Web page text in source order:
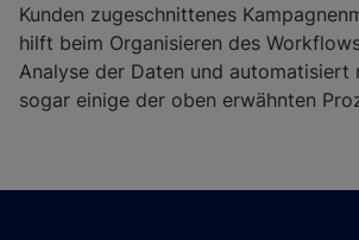
Kunden zugeschnittenes
hilft beim Organisieren des
Analyse der Daten und automatisiert
sogar einige der oben erwähnten